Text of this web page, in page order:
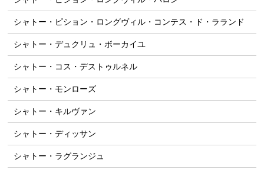
シャトー・ピション・ロングヴィル・コンテス・ド・ラランド
シャトー・デュクリュ・ボーカイユ
シャトー・コス・デストゥルネル
シャトー・モンローズ
シャトー・キルヴァン
シャトー・ディッサン
シャトー・ラグランジュ